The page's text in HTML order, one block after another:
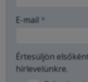
E-mail *
Értesüljön
hírlevelünkre.